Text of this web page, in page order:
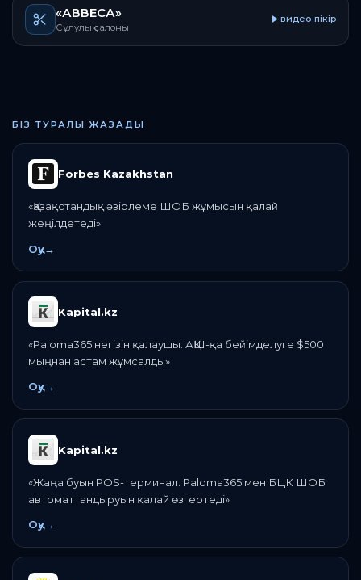
«АВВЕСА»
Сұлулық салоны
видео-пікір
БІЗ ТУРАЛЫ ЖАЗАДЫ
Forbes Kazakhstan
«Қазақстандық әзірлеме ШОБ жұмысын қалай
жеңілдетеді»
Оқу→
Kapital.kz
«Paloma365 негізін қалаушы: АҚШ-қа бейімделуге $500
мыңнан астам жұмсалды»
Оқу→
Kapital.kz
«Жаңа буын POS-терминал: Paloma365 мен БЦК ШОБ
автоматтандыруын қалай өзгертеді»
Оқу→